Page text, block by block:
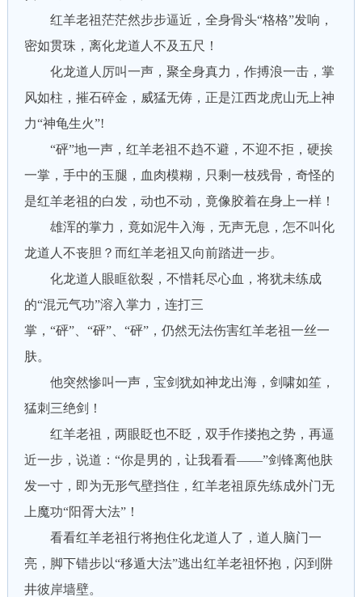
红羊老祖茫茫然步步逼近，全身骨头“格格”发响，
密如贯珠，离化龙道人不及五尺！
化龙道人厉叫一声，聚全身真力，作搏浪一击，掌
风如柱，摧石碎金，威猛无俦，正是江西龙虎山无上神
力“神龟生火”!
“砰”地一声，红羊老祖不趋不避，不迎不拒，硬挨
一掌，手中的玉腿，血肉模糊，只剩一枝残骨，奇怪的
是红羊老祖的白发，动也不动，竟像胶着在身上一样！
雄浑的掌力，竟如泥牛入海，无声无息，怎不叫化
龙道人不丧胆？而红羊老祖又向前踏进一步。
化龙道人眼眶欲裂，不惜耗尽心血，将犹未练成
的“混元气功”溶入掌力，连打三
掌，“砰”、“砰”、“砰”，仍然无法伤害红羊老祖一丝一
肤。
他突然惨叫一声，宝剑犹如神龙出海，剑啸如笙，
猛刺三绝剑！
红羊老祖，两眼眨也不眨，双手作搂抱之势，再逼
近一步，说道：“你是男的，让我看看——”剑锋离他肤
发一寸，即为无形气壁挡住，红羊老祖原先练成外门无
上魔功“阳胥大法”！
看看红羊老祖行将抱住化龙道人了，道人脑门一
亮，脚下错步以“移遁大法”逃出红羊老祖怀抱，闪到阱
井彼岸墙壁。